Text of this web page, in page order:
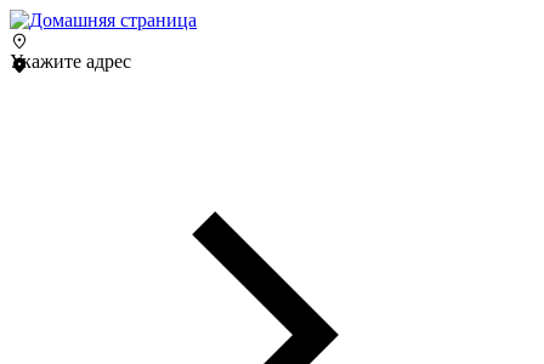
Укажите адрес